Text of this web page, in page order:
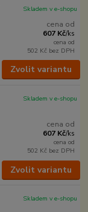
cena od
607 Kč/ks
cena od
502 Kč bez DPH
Skladem v e-shopu
Zvolit variantu
cena od
607 Kč/ks
cena od
502 Kč bez DPH
Skladem v e-shopu
Zvolit variantu
Skladem v e-shopu